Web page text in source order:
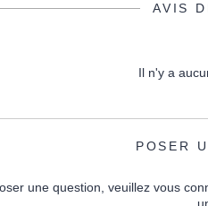
AVIS
Il n'y a
POSER
une question, veuillez vous